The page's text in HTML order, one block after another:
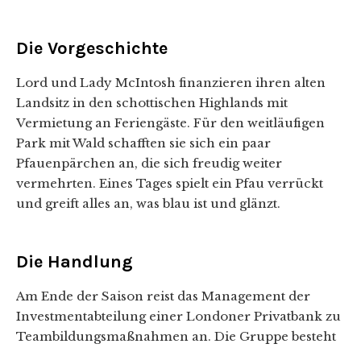
Die Vorgeschichte
Lord und Lady McIntosh finanzieren ihren alten
Landsitz in den schottischen Highlands mit
Vermietung an Feriengäste. Für den weitläufigen
Park mit Wald schafften sie sich ein paar
Pfauenpärchen an, die sich freudig weiter
vermehrten. Eines Tages spielt ein Pfau verrückt
und greift alles an, was blau ist und glänzt.
Die Handlung
Am Ende der Saison reist das Management der
Investmentabteilung einer Londoner Privatbank zu
Teambildungsmaßnahmen an. Die Gruppe besteht